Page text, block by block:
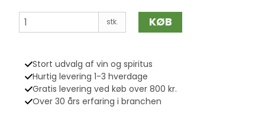
stk. KØB
Stort udvalg af vin og spiritus
Hurtig levering 1-3 hverdage
Gratis levering ved køb over 800 kr.
Over 30 års erfaring i branchen